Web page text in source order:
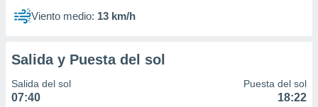
Viento medio: 13 km/h
Salida y Puesta del sol
Salida del sol
07:40
Puesta del sol
18:22